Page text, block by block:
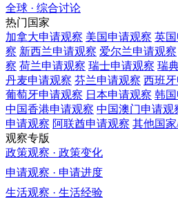
全球 · 综合讨论
热门国家
加拿大申请观察 美国申请观察 英国
察 新西兰申请观察 爱尔兰申请观察
察 荷兰申请观察 瑞士申请观察 瑞
丹麦申请观察 芬兰申请观察 西班牙
葡萄牙申请观察 日本申请观察 韩国
中国香港申请观察 中国澳门申请观
申请观察 阿联酋申请观察 其他国
观察专版
政策观察 · 政策变化
申请观察 · 申请进度
生活观察 · 生活经验